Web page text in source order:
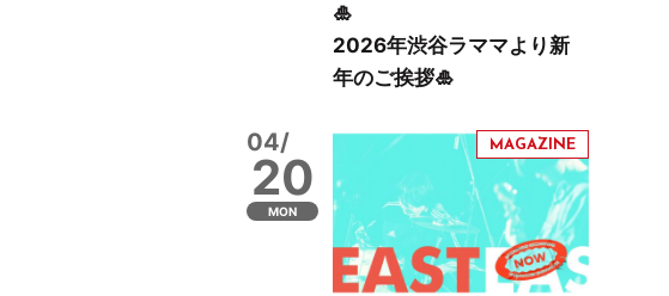
🎍
2026年渋谷ラママより新
年のご挨拶🎍
04/
20
MON